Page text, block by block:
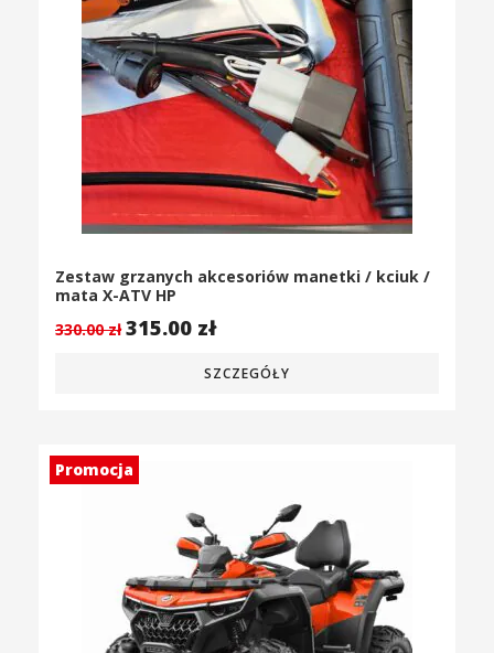
Zestaw grzanych akcesoriów manetki / kciuk /
mata X-ATV HP
330.00zł 315.00 zł
SZCZEGÓŁY
Promocja